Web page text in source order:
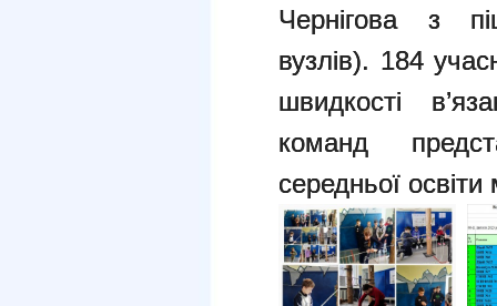
Чернігова з
вузлів). 184
швидкості
команд
середньої освіти